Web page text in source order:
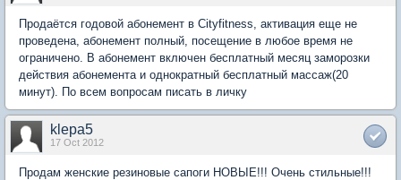
Продаётся годовой абонемент в Cityfitness, активация еще не
проведена, абонемент полный, посещение в любое время не
ограничено. В абонемент включен бесплатный месяц заморозки
действия абонемента и однократный бесплатный массаж(20
минут). По всем вопросам писать в личку
klepa5
17 Oct 2012
Продам женские резиновые сапоги НОВЫЕ!!! Очень стильные!!!